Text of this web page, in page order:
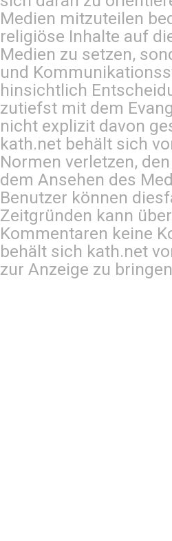
Medien mitzuteilen
religiöse Inhalte auf
Medien zu setzen,
und
hinsichtlich
zutiefst mit dem
nicht explizit davon
kath.net behält sich
Normen verletzen,
dem Ansehen des
Benutzer können
Zeitgründen kann
Kommentaren keine
behält sich kath.net
zur Anzeige zu